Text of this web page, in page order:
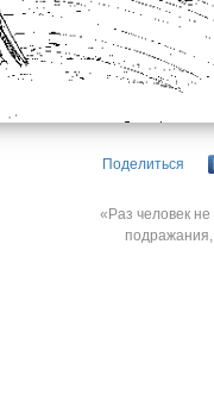
Поделиться
«Раз человек